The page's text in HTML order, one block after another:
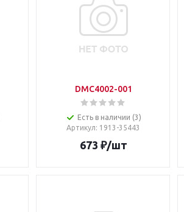
DMC4002-001
Есть в наличии (3)
Артикул: 1913-35443
673 ₽/шт